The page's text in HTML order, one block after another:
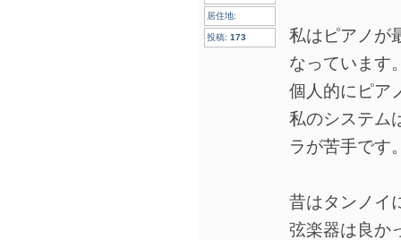
居住地:
投稿: 173
私はピアノが
なっています
個人的にピア
私のシステム
ラが苦手です
昔はタンノイ
弦楽器は良か